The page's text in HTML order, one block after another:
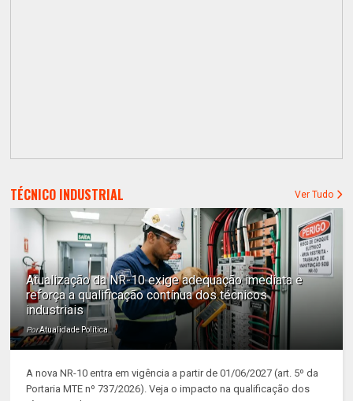
TÉCNICO INDUSTRIAL Ver Tudo
Atualização da NR-10 exige adequação imediata e
reforça a qualificação contínua dos técnicos
industriais
PorAtualidade Política
A nova NR-10 entra em vigência a partir de 01/06/2027 (art. 5º da
Portaria MTE nº 737/2026). Veja o impacto na qualificação dos